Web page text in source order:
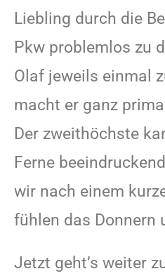
Liebling durch die
Pkw problemlos zu
Olaf jeweils einmal
macht er ganz
Der zweithöchste
Ferne
wir nach einem
fühlen das Donnern
Jetzt geht’s weiter